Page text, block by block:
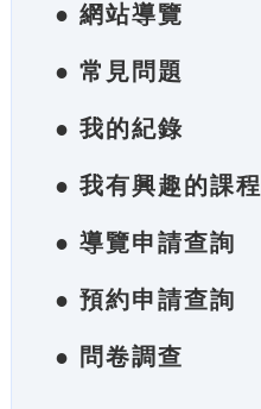
● 網站導覽
● 常見問題
● 我的紀錄
● 我有興趣的課程
● 導覽申請查詢
● 預約申請查詢
● 問卷調查